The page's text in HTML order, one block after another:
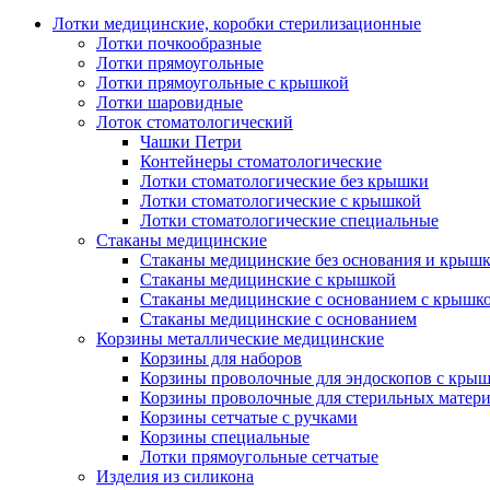
Лотки медицинские, коробки стерилизационные
Лотки почкообразные
Лотки прямоугольные
Лотки прямоугольные с крышкой
Лотки шаровидные
Лоток стоматологический
Чашки Петри
Контейнеры стоматологические
Лотки стоматологические без крышки
Лотки стоматологические с крышкой
Лотки стоматологические специальные
Стаканы медицинские
Стаканы медицинские без основания и
Стаканы медицинские с крышкой
Стаканы медицинские с основанием с
Стаканы медицинские с основанием
Корзины металлические медицинские
Корзины для наборов
Корзины проволочные для эндоскопов с
Корзины проволочные для стерильных
Корзины сетчатые с ручками
Корзины специальные
Лотки прямоугольные сетчатые
Изделия из силикона